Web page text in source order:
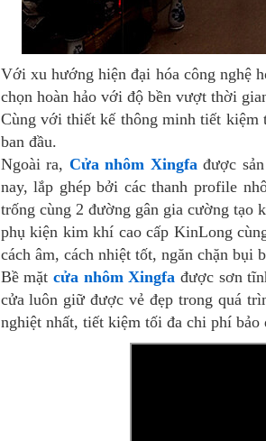
Với xu hướng hiện đại hóa công nghệ
chọn hoàn hảo với độ bền vượt thời
Cùng với thiết kế thông minh tiết kiệm
ban đầu.
Ngoài ra, Cửa nhôm Xingfa được
nay, lắp ghép bởi các thanh profile
trống cùng 2 đường gân gia cường tạo
phụ kiện kim khí cao cấp KinLong
cách âm, cách nhiệt tốt, ngăn chặn bụi
Bề mặt cửa nhôm Xingfa được sơn
cửa luôn giữ được vẻ đẹp trong quá
nghiệt nhất, tiết kiệm tối đa chi phí bảo